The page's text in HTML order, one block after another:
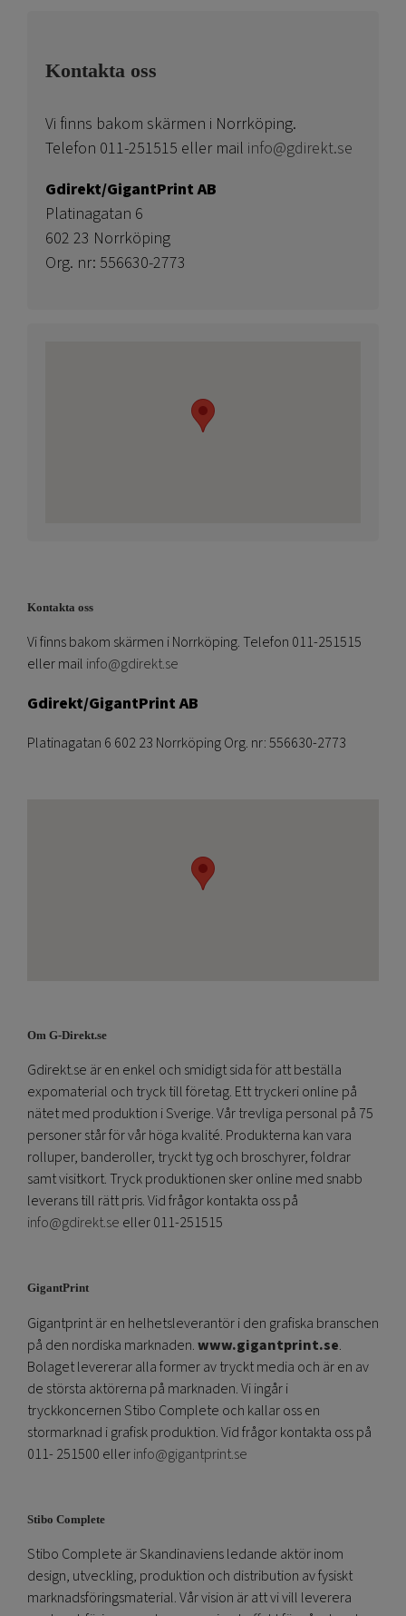
Kontakta oss
Vi finns bakom skärmen i Norrköping.
Telefon 011-251515 eller mail info@gdirekt.se
Gdirekt/GigantPrint AB
Platinagatan 6
602 23 Norrköping
Org. nr: 556630-2773
Kontakta oss
Vi finns bakom skärmen i Norrköping. Telefon 011-251515
eller mail info@gdirekt.se
Gdirekt/GigantPrint AB
Platinagatan 6 602 23 Norrköping Org. nr: 556630-2773
Om G-Direkt.se
Gdirekt.se är en enkel och smidigt sida för att beställa
expomaterial och tryck till företag. Ett tryckeri online på
nätet med produktion i Sverige. Vår trevliga personal på 75
personer står för vår höga kvalité. Produkterna kan vara
rolluper, banderoller, tryckt tyg och broschyrer, foldrar
samt visitkort. Tryck produktionen sker online med snabb
leverans till rätt pris. Vid frågor kontakta oss på
info@gdirekt.se eller 011-251515
GigantPrint
Gigantprint är en helhetsleverantör i den grafiska branschen
på den nordiska marknaden.www.gigantprint.se.
Bolaget levererar alla former av tryckt media och är en av
de största aktörerna på marknaden. Vi ingår i
tryckkoncernen Stibo Complete och kallar oss en
stormarknad i grafisk produktion. Vid frågor kontakta oss på
011- 251500 ellerinfo@gigantprint.se
Stibo Complete
Stibo Complete är Skandinaviens ledande aktör inom
design, utveckling, produktion och distribution av fysiskt
marknadsföringsmaterial. Vår vision är att vi vill leverera